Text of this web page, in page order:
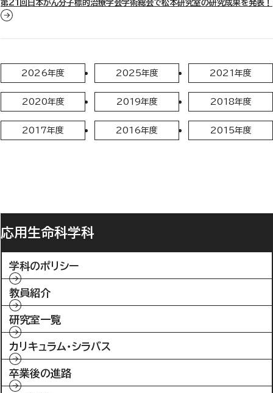
第21回日本がん分子標的治療学会学術総会で松本研究室の研究成果を発表！
2026年度 2025年度 2021年度
2020年度 2019年度 2018年度
2017年度 2016年度 2015年度
応用生命科学科
学科のポリシー
教員紹介
研究室一覧
カリキュラム・シラバス
卒業後の進路